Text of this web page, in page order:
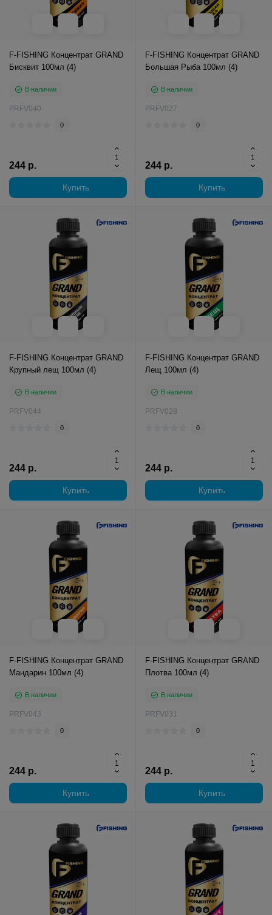
F-FISHING Концентрат GRAND
Бисквит 100мл (4)
В наличии
PRFV040
0
244 р.
Купить
F-FISHING Концентрат GRAND
Большая Рыба 100мл (4)
В наличии
PRFV027
0
244 р.
Купить
F-FISHING Концентрат GRAND
Крупный лещ 100мл (4)
В наличии
PRFV044
0
244 р.
Купить
F-FISHING Концентрат GRAND
Лещ 100мл (4)
В наличии
PRFV028
0
244 р.
Купить
F-FISHING Концентрат GRAND
Мандарин 100мл (4)
В наличии
PRFV043
0
244 р.
Купить
F-FISHING Концентрат GRAND
Плотва 100мл (4)
В наличии
PRFV031
0
244 р.
Купить